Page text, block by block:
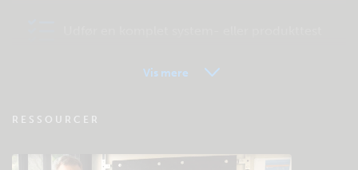
fjernovervågning
Vis mere
RESSOURCER